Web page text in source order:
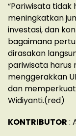
“Pariwisata
meningkatkan
investasi, dan
bagaimana
dirasakan
pariwisata harus
menggerakkan
dan
Widiyanti.(red)
KONTRIBUTOR :